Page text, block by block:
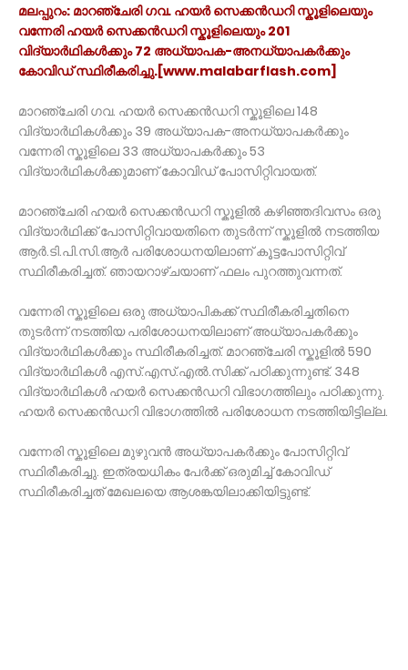
മലപ്പുറം: മാറഞ്ചേരി ഗവ. ഹയർ സെക്കൻഡറി സ്കൂളിലെയും
വന്നേരി ഹയർ സെക്കൻഡറി സ്കൂളിലെയും 201
വിദ്യാർഥികൾക്കും 72 അധ്യാപക-അനധ്യാപകർക്കും
കോവിഡ് സ്ഥിരീകരിച്ചു.[www.malabarflash.com]
മാറഞ്ചേരി ഗവ. ഹയർ സെക്കൻഡറി സ്കൂളിലെ 148
വിദ്യാർഥികൾക്കും 39 അധ്യാപക-അനധ്യാപകർക്കും
വന്നേരി സ്കൂളിലെ 33 അധ്യാപകർക്കും 53
വിദ്യാർഥികൾക്കുമാണ് കോവിഡ് പോസിറ്റിവായത്.
മാറഞ്ചേരി ഹയർ സെക്കൻഡറി സ്കൂളിൽ കഴിഞ്ഞദിവസം ഒരു
വിദ്യാർഥിക്ക് പോസിറ്റിവായതിനെ തുടർന്ന് സ്കൂളിൽ നടത്തിയ
ആർ.ടി.പി.സി.ആർ പരിശോധനയിലാണ് കൂട്ടപോസിറ്റിവ്
സ്ഥിരീകരിച്ചത്. ഞായറാഴ്ചയാണ് ഫലം പുറത്തുവന്നത്.
വന്നേരി സ്കൂളിലെ ഒരു അധ്യാപികക്ക് സ്ഥിരീകരിച്ചതിനെ
തുടർന്ന് നടത്തിയ പരിശോധനയിലാണ്​ അധ്യാപകർക്കും
വിദ്യാർഥികൾക്കും സ്ഥിരീകരിച്ചത്​. മാറഞ്ചേരി സ്കൂളിൽ 590
വിദ്യാർഥികൾ എസ്.എസ്​.എൽ.സിക്ക്​ പഠിക്കുന്നുണ്ട്​. 348
വിദ്യാർഥികൾ ഹയർ സെക്കൻഡറി വിഭാഗത്തിലും പഠിക്കുന്നു​.
ഹയർ സെക്കൻഡറി വിഭാഗത്തിൽ പരിശോധന നടത്തിയിട്ടില്ല.
വന്നേരി സ്കൂളിലെ മുഴുവൻ അധ്യാ‌പകർക്കും പോസിറ്റിവ്
സ്ഥിരീകരിച്ചു. ഇത്രയധികം പേർക്ക് ഒരുമിച്ച് കോവിഡ്
സ്ഥിരീകരിച്ചത് മേഖലയെ ആശങ്കയിലാക്കിയിട്ടുണ്ട്.